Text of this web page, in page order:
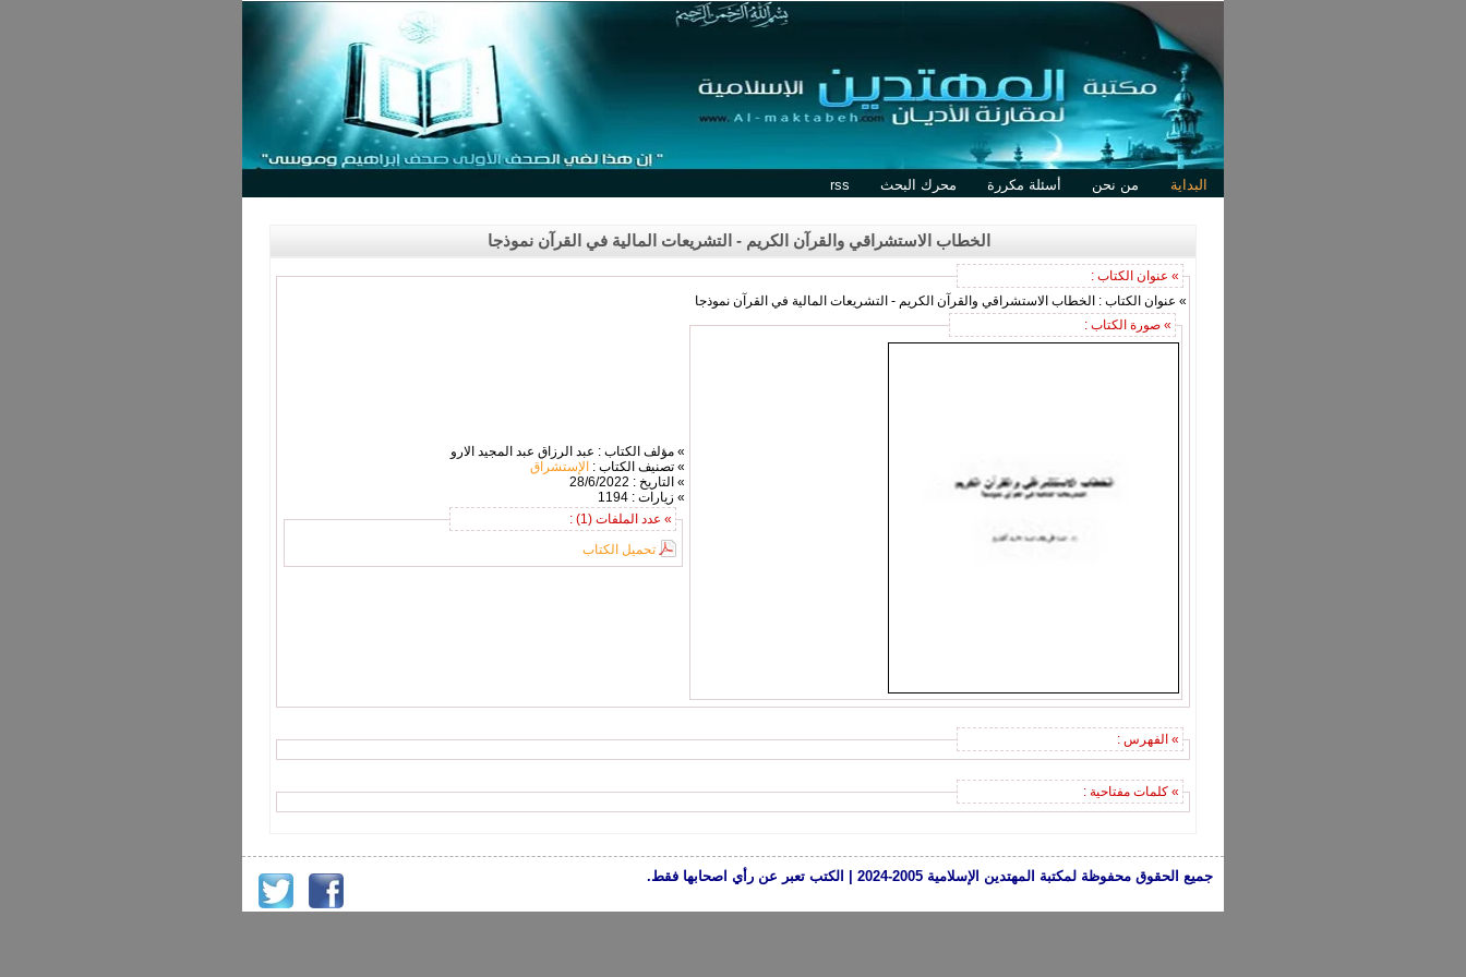
البداية من نحن أسئلة مكررة محرك البحث rss
الخطاب الاستشراقي والقرآن الكريم - التشريعات المالية في القرآن نموذجا
» عنوان الكتاب :
» عنوان الكتاب : الخطاب الاستشراقي والقرآن الكريم - التشريعات المالية في القرآن نموذجا
» صورة الكتاب :
» مؤلف الكتاب : عبد الرزاق عبد المجيد الارو
» تصنيف الكتاب : الإستشراق
» التاريخ : 28/6/2022
» زيارات : 1194
» عدد الملفات (1) :
تحميل الكتاب
» الفهرس :
» كلمات مفتاحية :
جميع الحقوق محفوظة لمكتبة المهتدين الإسلامية 2005-2024 | الكتب تعبر عن رأي اصحابها فقط.